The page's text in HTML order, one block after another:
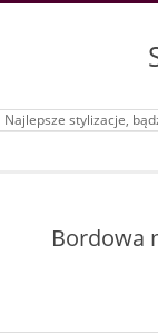
Najlepsze stylizacje,
Bordowa